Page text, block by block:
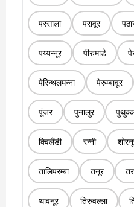
परसाला परावूर
पय्यन्नूर पीरुमाडे
पेरिन्थलमन्ना पेरुम्बावूर
पूंजर पुनालुर
क्विलैंडी रन्नी
तालिपरम्बा तनूर
थावनूर तिरुवल्ला